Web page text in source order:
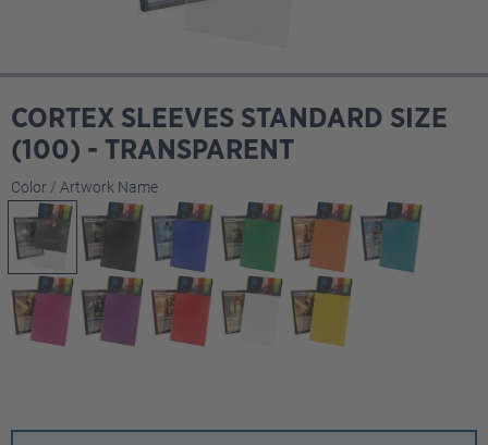
CORTEX SLEEVES STANDARD SIZE
(100) - TRANSPARENT
Seleccione
Color / Artwork Name